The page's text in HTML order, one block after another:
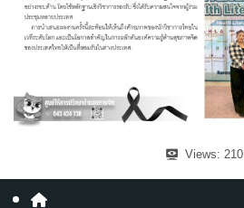
Views: 210